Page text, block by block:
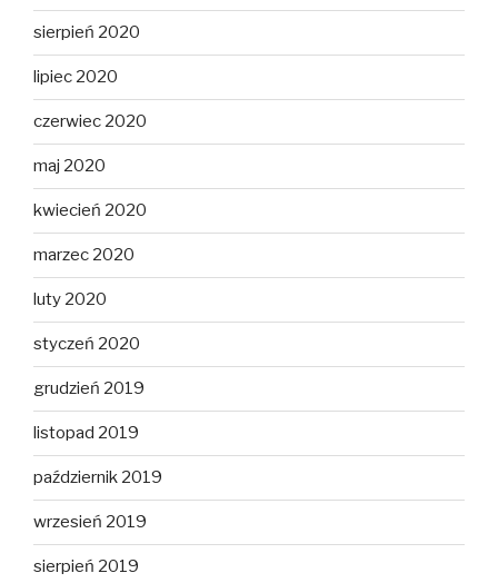
sierpień 2020
lipiec 2020
czerwiec 2020
maj 2020
kwiecień 2020
marzec 2020
luty 2020
styczeń 2020
grudzień 2019
listopad 2019
październik 2019
wrzesień 2019
sierpień 2019